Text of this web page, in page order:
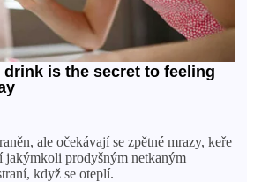
ale očekávají se zpětné mrazy, keře
jakýmkoli prodyšným netkaným
když se oteplí.